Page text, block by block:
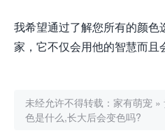
我希望通过了解您所有的颜色
家，它不仅会用他的智慧而且
未经允许不得转载： 家有萌宠 »
色是什么,长大后会变色吗?